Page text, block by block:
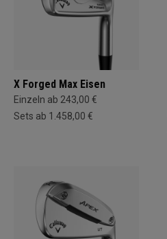
X Forged Max Eisen
Einzeln ab 243,00 €
Sets ab 1.458,00 €